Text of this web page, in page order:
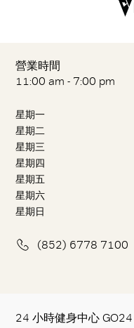
營業時間
11:00 am - 7:00 pm
星期一
星期二
星期三
星期四
星期五
星期六
星期日
(852) 6778 7100
24 小時健身中心